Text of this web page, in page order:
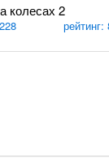
колесах 2
рейтинг: